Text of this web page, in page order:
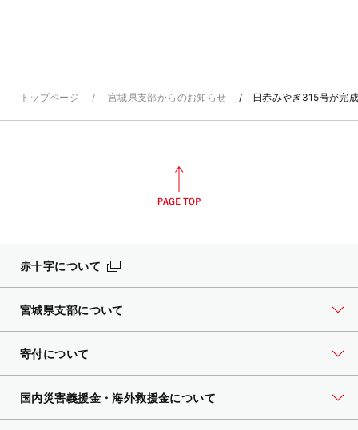
トップページ 宮城県支部からのお知らせ 日赤みやぎ315号が完
赤十字について
宮城県支部について
寄付について
国内災害義援金・海外救援金について